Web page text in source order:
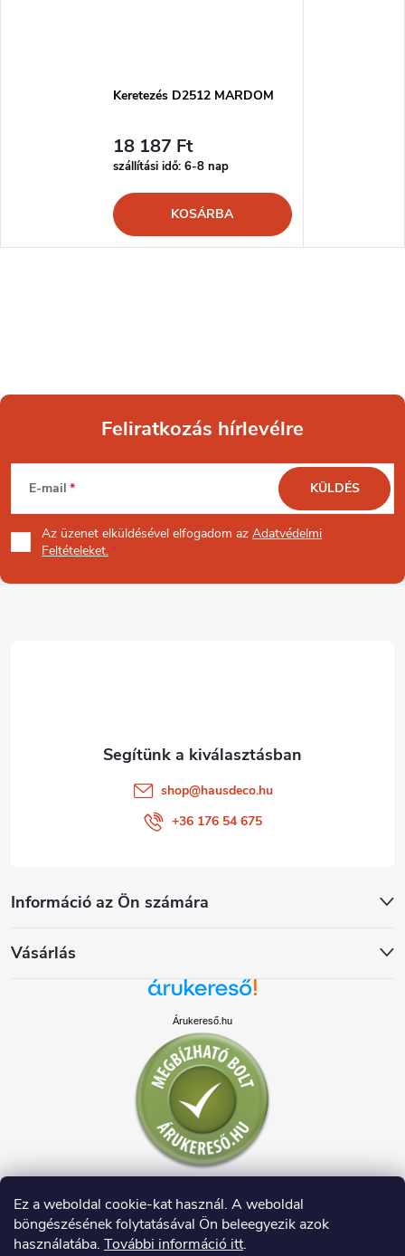
Ez a weboldal cookie-kat használ. A weboldal
böngészésének folytatásával Ön beleegyezik azok
használatába. További információ itt.
Keretezés D2512 MARDOM
18 187 Ft
szállítási idő: 6-8 nap
KOSÁRBA
L
á
b
Feliratkozás hírlevélre
E-mail
Az üzenet elküldésével elfogadom az Adatvédelmi
Feltételeket.
KÜLDÉS
Információ az Ön számára
Vásárlás
shop@hausdeco.hu
+36 176 54 675
Árukereső.hu